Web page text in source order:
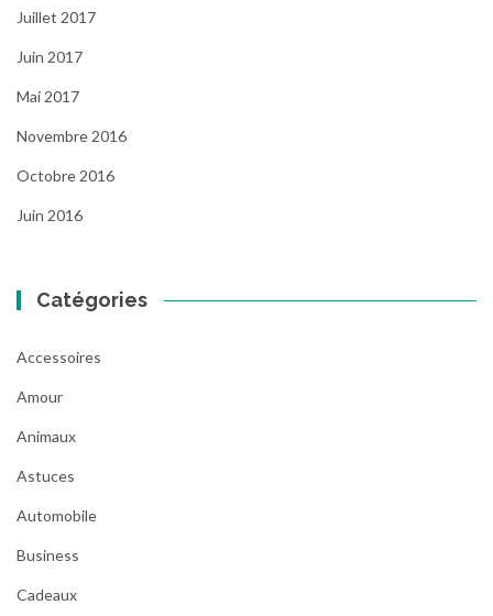
Juillet 2017
Juin 2017
Mai 2017
Novembre 2016
Octobre 2016
Juin 2016
Catégories
Accessoires
Amour
Animaux
Astuces
Automobile
Business
Cadeaux